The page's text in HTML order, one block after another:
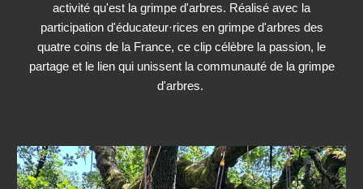
activité qu'est la grimpe d'arbres. Réalisé avec la
participation d'éducateur·rices en grimpe d'arbres des
quatre coins de la France, ce clip célèbre la passion, le
partage et le lien qui unissent la communauté de la grimpe
d'arbres.